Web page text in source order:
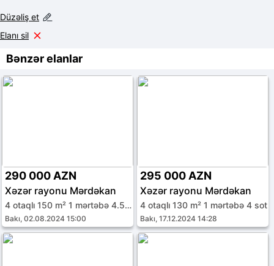
Düzəliş et
Elanı sil
Bənzər elanlar
290 000 AZN
Xəzər rayonu Mərdəkan
4 otaqlı 150 m² 1 mərtəbə 4.5 sot
Bakı, 02.08.2024 15:00
295 000 AZN
Xəzər rayonu Mərdəkan
4 otaqlı 130 m² 1 mərtəbə 4 sot
Bakı, 17.12.2024 14:28